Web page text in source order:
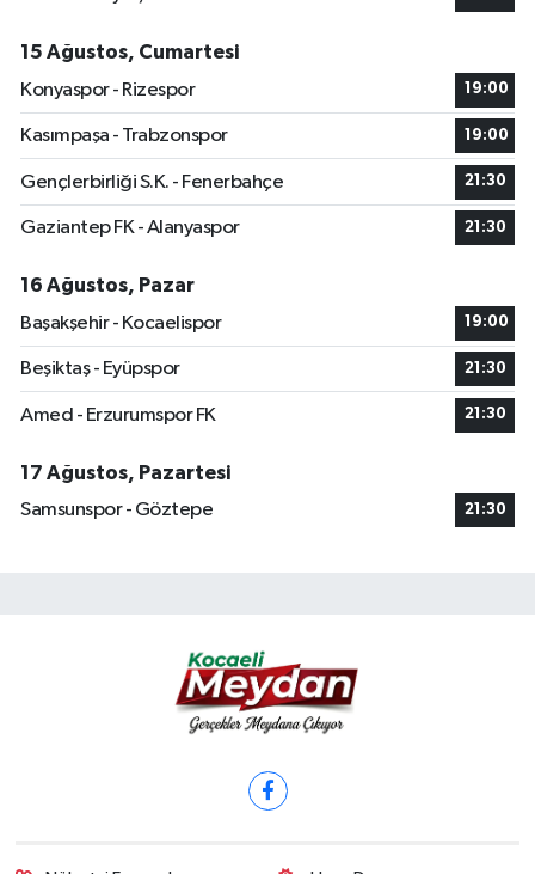
15 Ağustos, Cumartesi
Konyaspor - Rizespor
19:00
Kasımpaşa - Trabzonspor 19:00
Gençlerbirliği S.K. - Fenerbahçe 21:30
Gaziantep FK - Alanyaspor 21:30
16 Ağustos, Pazar
Başakşehir - Kocaelispor
19:00
Beşiktaş - Eyüpspor 21:30
Amed - Erzurumspor FK 21:30
17 Ağustos, Pazartesi
Samsunspor - Göztepe
21:30